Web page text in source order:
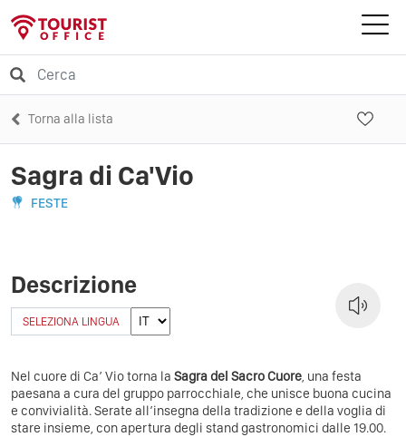
Torna alla lista
Sagra di Ca'Vio
FESTE
Descrizione
SELEZIONA LINGUA
Nel cuore di Ca’ Vio torna la Sagra del Sacro Cuore , una festa
paesana a cura del gruppo parrocchiale, che unisce buona cucina
e convivialità. Serate all’insegna della tradizione e della voglia di
stare insieme, con apertura degli stand gastronomici dalle 19.00.